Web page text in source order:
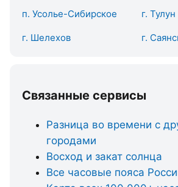
п. Усолье-Сибирское г. Тулун
г. Шелехов г.
Связанные сервисы
Разница во времени с
городами
Восход и закат солнца
Все часовые пояса